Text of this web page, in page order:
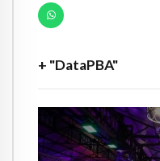
+ "DataPBA"